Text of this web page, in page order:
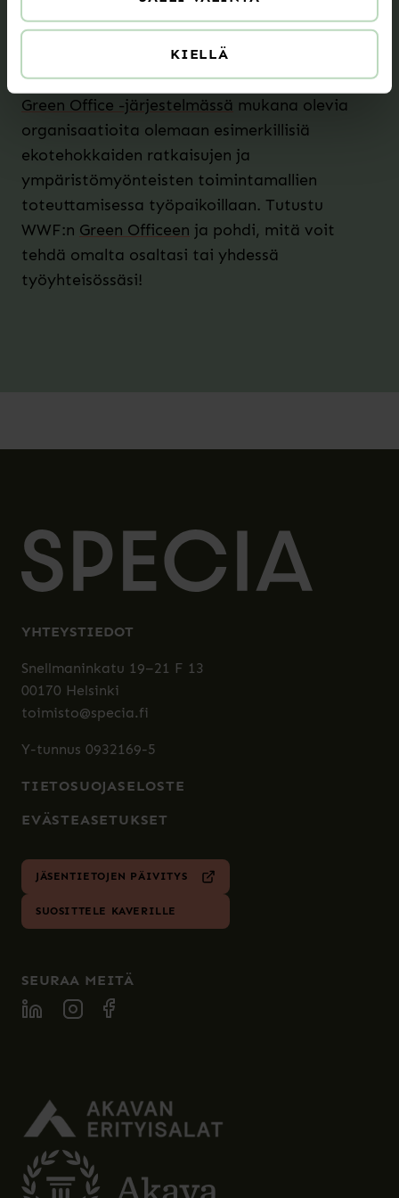
KIELLÄ
Green Office on toimistoille tarkoitettu
ympäristöpalvelu, jonka tavoite on
luonnonvarojen säästäminen sekä kestävien
kulutustapojen edistäminen. WWF kannustaa
Green Office -järjestelmässä mukana olevia
organisaatioita olemaan esimerkillisiä
ekotehokkaiden ratkaisujen ja
ympäristömyönteisten toimintamallien
toteuttamisessa työpaikoillaan. Tutustu
WWF:n Green Officeen ja pohdi, mitä voit
tehdä omalta osaltasi tai yhdessä
työyhteisössäsi!
YHTEYSTIEDOT
Snellmaninkatu 19–21 F 13
00170 Helsinki
toimisto@specia.fi
Y-tunnus 0932169-5
TIETOSUOJASELOSTE
EVÄSTEASETUKSET
JÄSENTIETOJEN PÄIVITYS
SUOSITTELE KAVERILLE
SEURAA MEITÄ
SPECIA LINKEDIN
SPECIA INSTAGRAM
SPECIA FACEBOOK